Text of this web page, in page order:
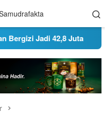
Jadi 42,8 Juta